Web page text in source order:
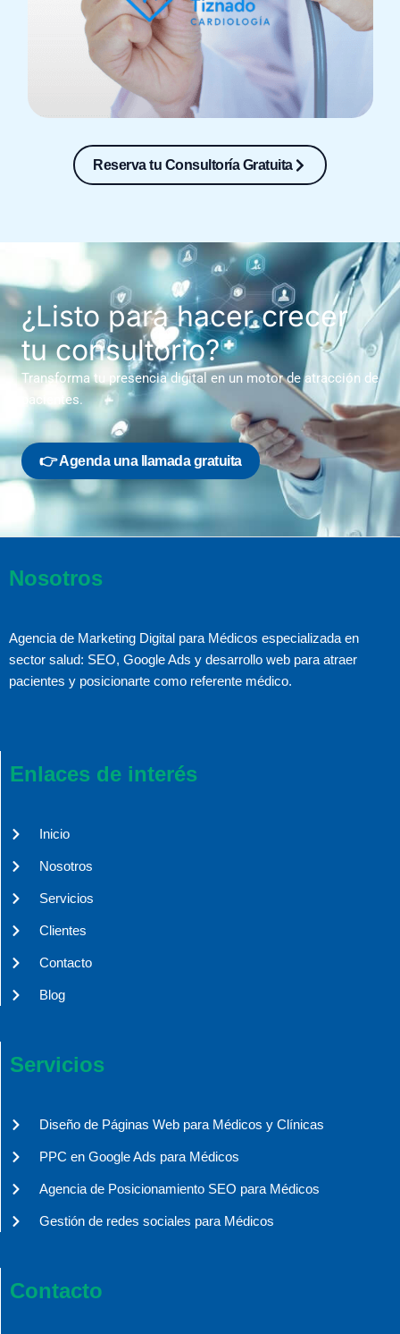
Reserva tu Consultoría Gratuita
¿Listo para hacer crecer
tu consultorio?
Transforma tu presencia digital en un motor de atracción de
pacientes.
👉 Agenda una llamada gratuita
Nosotros
Agencia de Marketing Digital para Médicos especializada en
sector salud: SEO, Google Ads y desarrollo web para atraer
pacientes y posicionarte como referente médico.
Enlaces de interés
Inicio
Nosotros
Servicios
Clientes
Contacto
Blog
Servicios
Diseño de Páginas Web para Médicos y Clínicas
PPC en Google Ads para Médicos
Agencia de Posicionamiento SEO para Médicos
Gestión de redes sociales para Médicos
Contacto